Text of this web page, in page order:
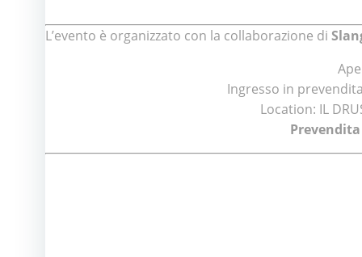
L’evento è organizzato con la collaborazione di
Ingresso in
Location: IL